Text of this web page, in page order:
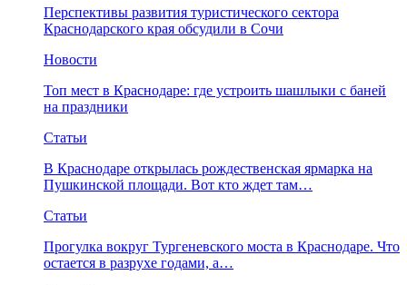
Перспективы развития туристического сектора
Краснодарского края обсудили в Сочи
Новости
Топ мест в Краснодаре: где устроить шашлыки с баней
на праздники
Статьи
В Краснодаре открылась рождественская ярмарка на
Пушкинской площади. Вот кто ждет там…
Статьи
Прогулка вокруг Тургеневского моста в Краснодаре. Что
остается в разрухе годами, а…